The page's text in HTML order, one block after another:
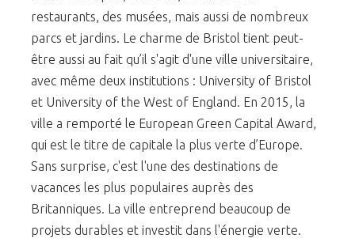
restaurants, des musées, mais aussi de nombreux
parcs et jardins. Le charme de Bristol tient peut-
être aussi au fait qu’il s'agit d'une ville universitaire,
avec même deux institutions : University of Bristol
et University of the West of England. En 2015, la
ville a remporté le European Green Capital Award,
qui est le titre de capitale la plus verte d’Europe.
Sans surprise, c'est l'une des destinations de
vacances les plus populaires auprès des
Britanniques. La ville entreprend beaucoup de
projets durables et investit dans l'énergie verte.